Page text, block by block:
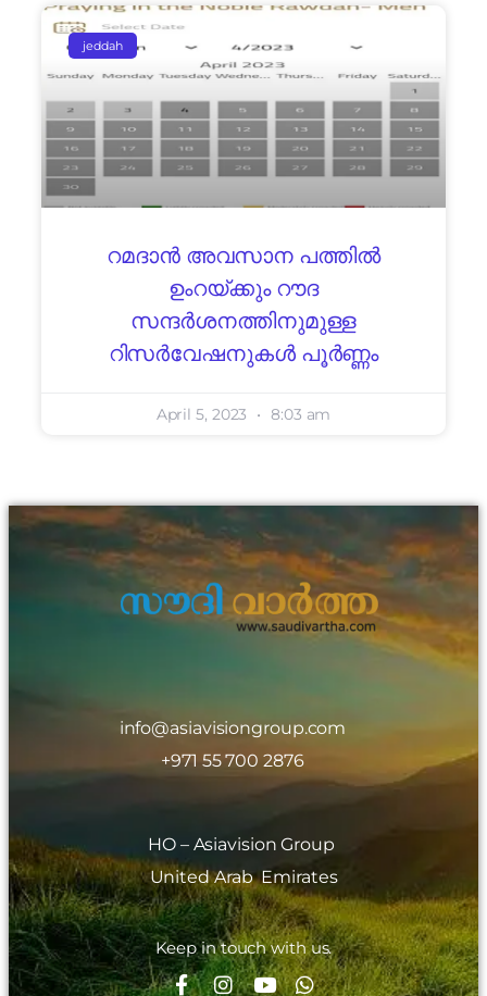
jeddah
റമദാൻ അവസാന പത്തിൽ
ഉംറയ്ക്കും റൗദ
സന്ദർശനത്തിനുമുള്ള
റിസർവേഷനുകൾ പൂർണ്ണം
April 5, 2023 8:03 am
info@asiavisiongroup.com
+971 55 700 2876
HO – Asiavision Group
United Arab Emirates
Keep in touch with us.